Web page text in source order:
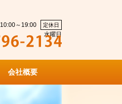
10:00～19:00 定休日
水曜日
会社概要